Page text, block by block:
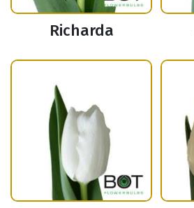
Richarda